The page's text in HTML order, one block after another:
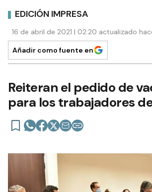
EDICIÓN IMPRESA
16 de abril de 2021 | 02:20 actualizado
Añadir como fuente en
Reiteran el pedido de
para los trabajadores